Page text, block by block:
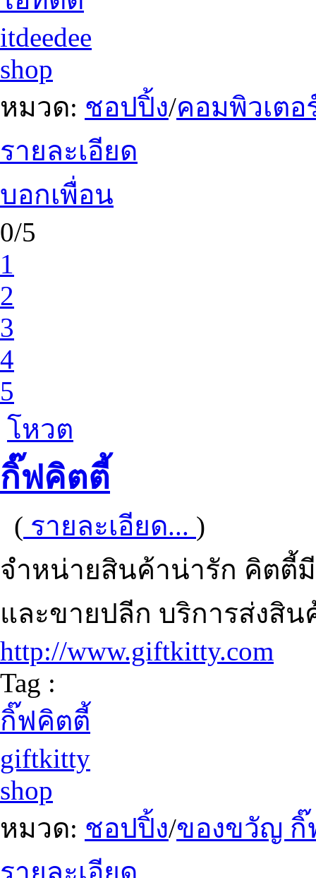
itdeedee
shop
หมวด: ชอปปิ้ง/คอมพิวเต
รายละเอียด
บอกเพื่อน
0/5
1
2
3
4
5
โหวต
กิ๊ฟคิตตี้
( รายละเอียด... )
จำหน่ายสินค้าน่ารัก คิตตี้
และขายปลีก บริการส่งสิน
http://www.giftkitty.com
Tag :
กิ๊ฟคิตตี้
giftkitty
shop
หมวด: ชอปปิ้ง/ของขวัญ กิ๊